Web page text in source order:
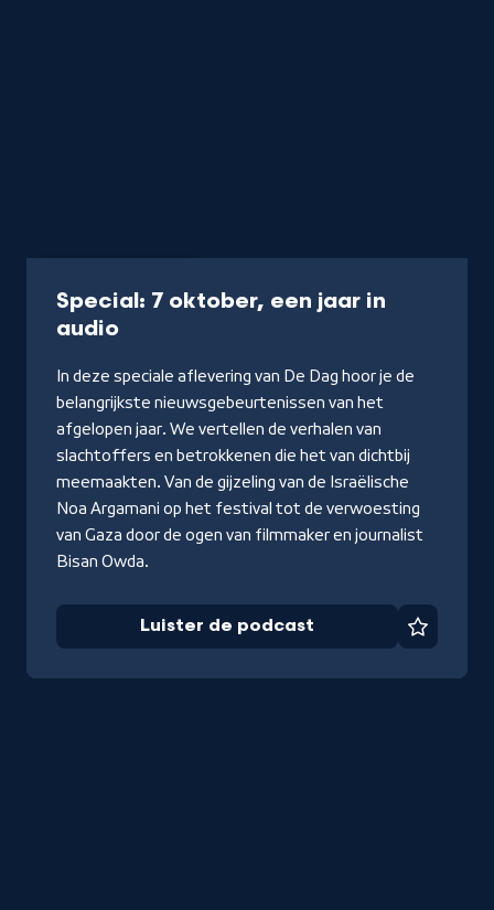
Special: 7 oktober, een jaar in
audio-
de
podcast
In deze speciale aflevering van De Dag hoor je de
belangrijkste nieuwsgebeurtenissen van het
afgelopen jaar. We vertellen de verhalen van
slachtoffers en betrokkenen die het van dichtbij
meemaakten. Van de gijzeling van de Israëlische
Noa Argamani op het festival tot de verwoesting
van Gaza door de ogen van filmmaker en journalist
Bisan Owda.
Luister de podcast